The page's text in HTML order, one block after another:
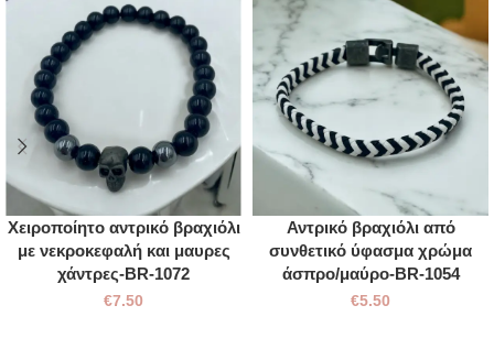
Χειροποίητο αντρικό βραχιόλι
με νεκροκεφαλή και μαυρες
χάντρες-BR-1072
€7.50
Αντρικό βραχιόλι από
συνθετικό ύφασμα χρώμα
άσπρο/μαύρο-BR-1054
€5.50